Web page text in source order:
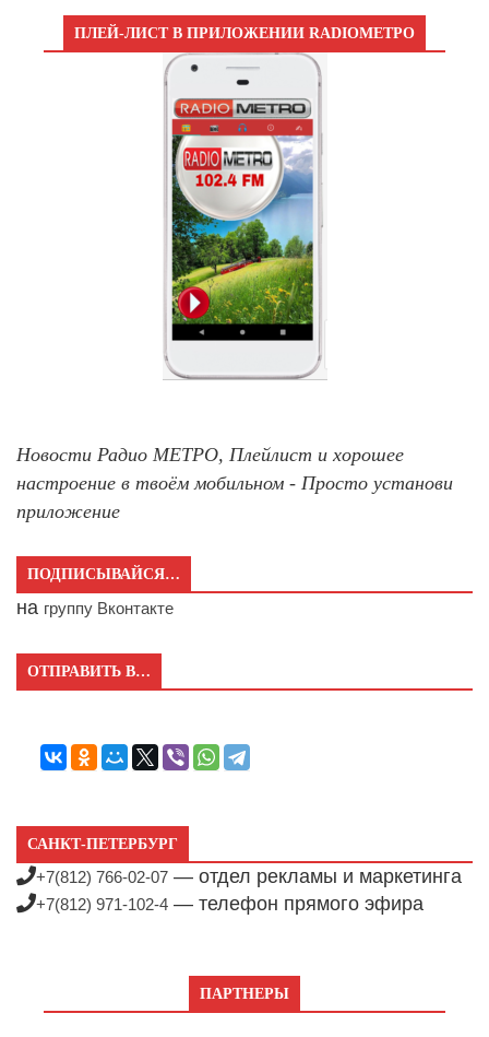
ПЛЕЙ-ЛИСТ В ПРИЛОЖЕНИИ RADIOМЕТРО
Новости Радио МЕТРО, Плейлист и хорошее
настроение в твоём мобильном - Просто установи
приложение
ПОДПИСЫВАЙСЯ…
на группу Вконтакте
ОТПРАВИТЬ В…
САНКТ-ПЕТЕРБУРГ
+7(812) 766-02-07 — отдел рекламы и маркетинга
+7(812) 971-102-4 — телефон прямого эфира
ПАРТНЕРЫ